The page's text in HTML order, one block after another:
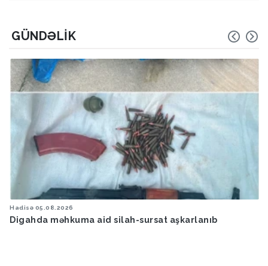
GÜNDƏLIK
Hadisə 05.08.2026
Digahda məhkuma aid silah-sursat aşkarlanıb